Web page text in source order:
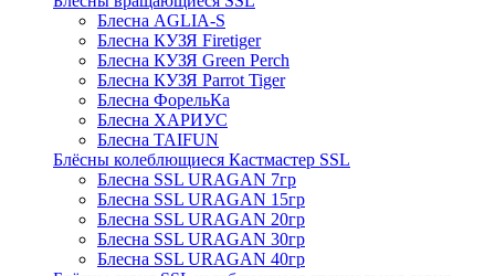
Блесна AGLIA-S
Блесна КУЗЯ Firetiger
Блесна КУЗЯ Green Perch
Блесна КУЗЯ Parrot Tiger
Блесна ФорельКа
Блесна ХАРИУС
Блесна TAIFUN
Блёсны колеблющиеся Кастмастер SSL
Блесна SSL URAGAN 7гр
Блесна SSL URAGAN 15гр
Блесна SSL URAGAN 20гр
Блесна SSL URAGAN 30гр
Блесна SSL URAGAN 40гр